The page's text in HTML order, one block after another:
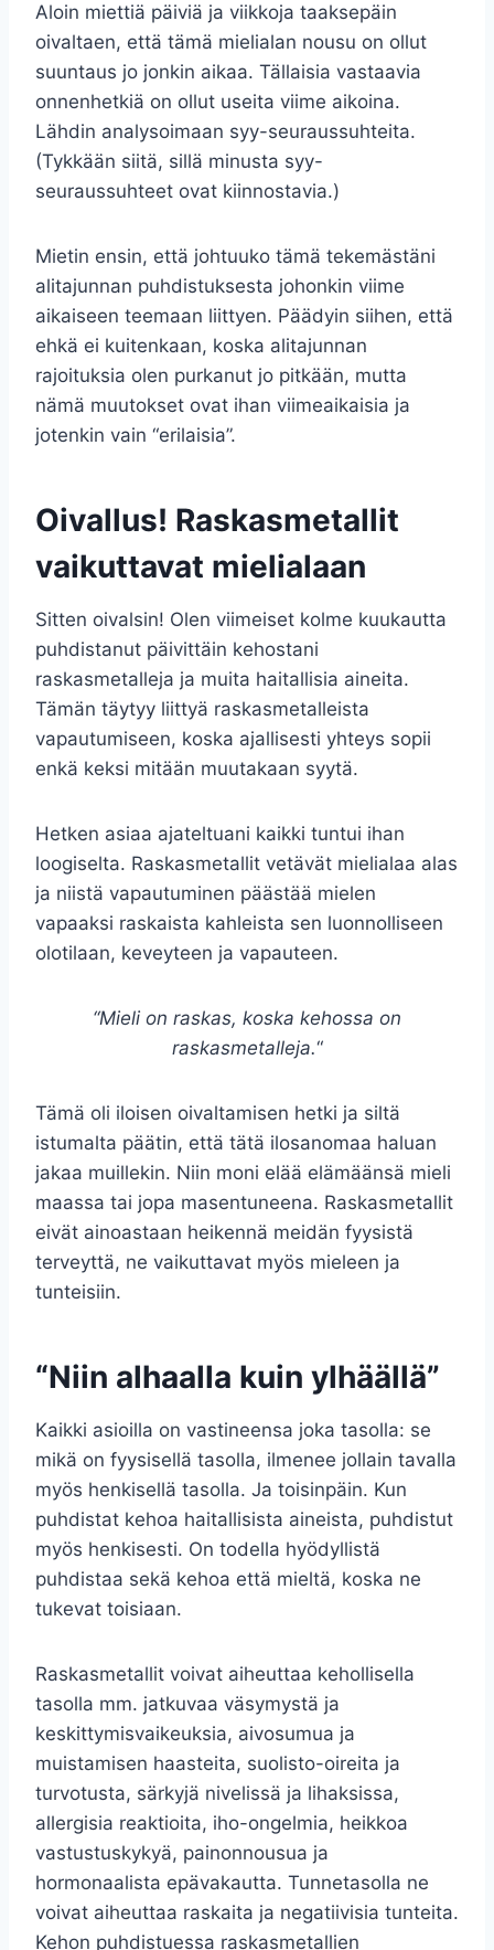
Aloin miettiä päiviä ja viikkoja taaksepäin
oivaltaen, että tämä mielialan nousu on ollut
suuntaus jo jonkin aikaa. Tällaisia vastaavia
onnenhetkiä on ollut useita viime aikoina.
Lähdin analysoimaan syy-seuraussuhteita.
(Tykkään siitä, sillä minusta syy-
seuraussuhteet ovat kiinnostavia.)
Mietin ensin, että johtuuko tämä tekemästäni
alitajunnan puhdistuksesta johonkin viime
aikaiseen teemaan liittyen. Päädyin siihen, että
ehkä ei kuitenkaan, koska alitajunnan
rajoituksia olen purkanut jo pitkään, mutta
nämä muutokset ovat ihan viimeaikaisia ja
jotenkin vain “erilaisia”.
Oivallus! Raskasmetallit
vaikuttavat mielialaan
Sitten oivalsin! Olen viimeiset kolme kuukautta
puhdistanut päivittäin kehostani
raskasmetalleja ja muita haitallisia aineita.
Tämän täytyy liittyä raskasmetalleista
vapautumiseen, koska ajallisesti yhteys sopii
enkä keksi mitään muutakaan syytä.
Hetken asiaa ajateltuani kaikki tuntui ihan
loogiselta. Raskasmetallit vetävät mielialaa alas
ja niistä vapautuminen päästää mielen
vapaaksi raskaista kahleista sen luonnolliseen
olotilaan, keveyteen ja vapauteen.
“Mieli on raskas, koska kehossa on
raskasmetalleja.“
Tämä oli iloisen oivaltamisen hetki ja siltä
istumalta päätin, että tätä ilosanomaa haluan
jakaa muillekin. Niin moni elää elämäänsä mieli
maassa tai jopa masentuneena. Raskasmetallit
eivät ainoastaan heikennä meidän fyysistä
terveyttä, ne vaikuttavat myös mieleen ja
tunteisiin.
“Niin alhaalla kuin ylhäällä”
Kaikki asioilla on vastineensa joka tasolla: se
mikä on fyysisellä tasolla, ilmenee jollain tavalla
myös henkisellä tasolla. Ja toisinpäin. Kun
puhdistat kehoa haitallisista aineista, puhdistut
myös henkisesti. On todella hyödyllistä
puhdistaa sekä kehoa että mieltä, koska ne
tukevat toisiaan.
Raskasmetallit voivat aiheuttaa kehollisella
tasolla mm. jatkuvaa väsymystä ja
keskittymisvaikeuksia, aivosumua ja
muistamisen haasteita, suolisto-oireita ja
turvotusta, särkyjä nivelissä ja lihaksissa,
allergisia reaktioita, iho-ongelmia, heikkoa
vastustuskykyä, painonnousua ja
hormonaalista epävakautta. Tunnetasolla ne
voivat aiheuttaa raskaita ja negatiivisia tunteita.
Kehon puhdistuessa raskasmetallien